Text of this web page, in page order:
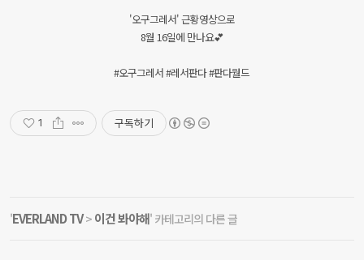
'오구그레서' 근황영상으로
8월 16일에 만나요💕
#오구그레서 #레서판다 #판다월드
1 구독하기
'EVERLAND TV> 이건 봐야해' 카테고리의 다른 글